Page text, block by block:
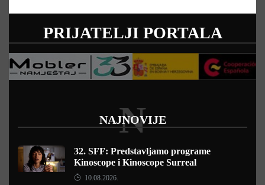
PRIJATELJI PORTALA
NAJNOVIJE
N
32. SFF: Predstavljamo programe
Kinoscope i Kinoscope Surreal
10.08.2026.